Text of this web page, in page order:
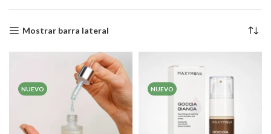
Mostrar barra lateral
NUEVO NUEVO